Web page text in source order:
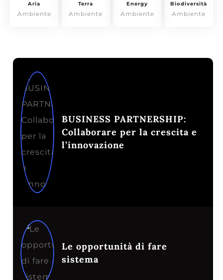
Aria
Ambiente
Terra
Ambiente
Energy
Ambiente
Biodiversità
Ambiente
BUSINESS PARTNERSHIP:
Collaborare per la crescita e
l’innovazione
Le opportunità di fare
sistema